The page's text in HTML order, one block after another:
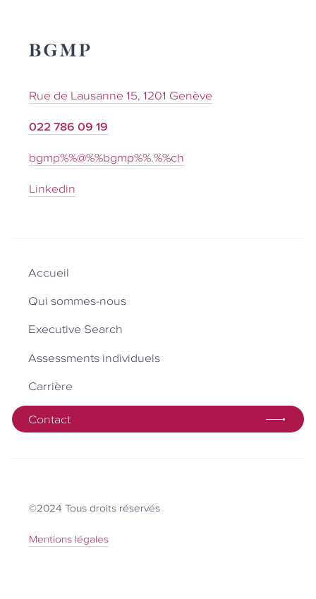
Rue de Lausanne 15, 1201 Genève
022 786 09 19
bgmp%%@%%bgmp%%.%%ch
Linkedin
Accueil
Qui sommes-nous
Executive Search
Assessments individuels
Carrière
Contact
©2024 Tous droits réservés
Mentions légales